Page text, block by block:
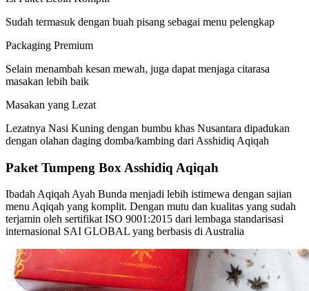
Sudah termasuk dengan buah pisang sebagai menu pelengkap
Packaging Premium
Selain menambah kesan mewah, juga dapat menjaga citarasa
masakan lebih baik
Masakan yang Lezat
Lezatnya Nasi Kuning dengan bumbu khas Nusantara dipadukan
dengan olahan daging domba/kambing dari Asshidiq Aqiqah
Paket Tumpeng Box Asshidiq Aqiqah
Ibadah Aqiqah Ayah Bunda menjadi lebih istimewa dengan sajian
menu Aqiqah yang komplit. Dengan mutu dan kualitas yang sudah
terjamin oleh sertifikat ISO 9001:2015 dari lembaga standarisasi
internasional SAI GLOBAL yang berbasis di Australia